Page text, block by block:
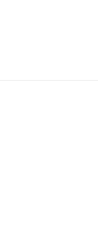
abgestimmtes
eine Länge von 1,40 m.